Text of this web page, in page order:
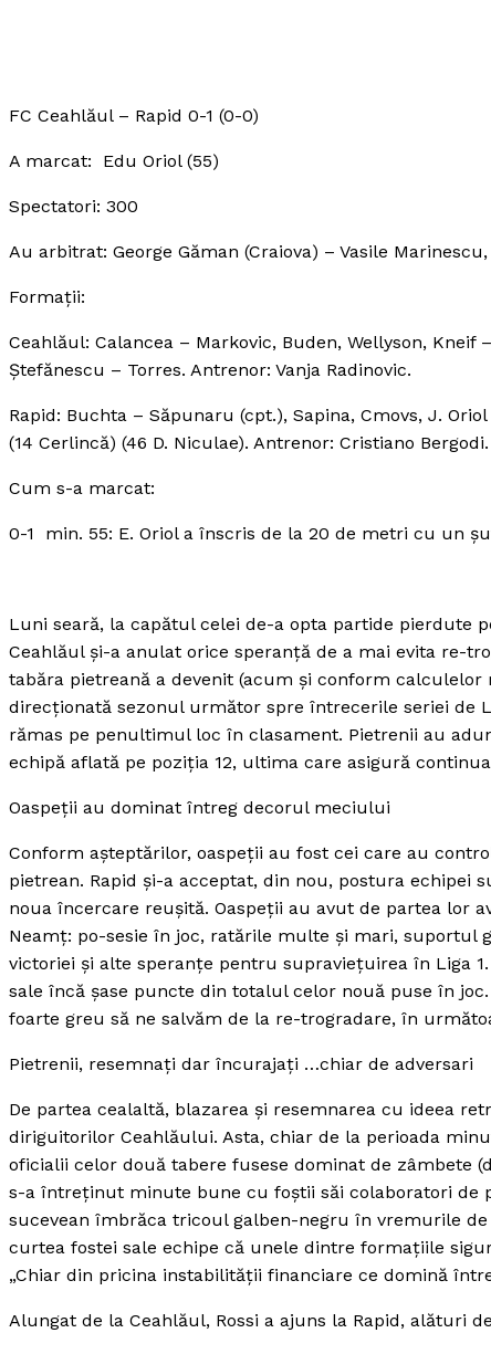
FC Ceahlăul – Rapid 0-1 (0-0)
A marcat: Edu Oriol (55)
Spectatori: 300
Au arbitrat: George Găman (Craiova) – Vasile
Formaţii:
Ceahlăul: Calancea – Markovic, Buden, Wellyson,
Ştefănescu – Torres. Antrenor: Vanja Radinovic.
Rapid: Buchta – Săpunaru (cpt.), Sapina, Cmovs, J.
(14 Cerlincă) (46 D. Niculae). Antrenor: Cristiano Bergodi.
Cum s-a marcat:
0-1 min. 55: E. Oriol a înscris de la 20 de metri cu un
Luni seară, la capătul celei de-a opta partide pierdute
Ceahlăul şi-a anulat orice speranţă de a mai evita re-
tabăra pietreană a devenit (acum şi conform
direcţionată sezonul următor spre întrecerile seriei de
rămas pe penultimul loc în clasament. Pietrenii au
echipă aflată pe poziţia 12, ultima care asigură
Oaspeţii au dominat întreg decorul meciului
Conform aşteptărilor, oaspeţii au fost cei care au
pietrean. Rapid şi-a acceptat, din nou, postura
noua încercare reuşită. Oaspeţii au avut de partea lor
Neamţ: po-sesie în joc, ratările multe şi mari,
victoriei şi alte speranţe pentru supravieţuirea în Liga
sale încă şase puncte din totalul celor nouă puse în
foarte greu să ne salvăm de la re-trogradare, în
Pietrenii, resemnaţi dar încurajaţi …chiar de adversari
De partea cealaltă, blazarea şi resemnarea cu ideea
diriguitorilor Ceahlăului. Asta, chiar de la perioada
oficialii celor două tabere fusese dominat de zâmbete
s-a întreţinut minute bune cu foştii săi colaboratori de
sucevean îmbrăca tricoul galben-negru în vremurile
curtea fostei sale echipe că unele dintre formaţiile
„Chiar din pricina instabilităţii financiare ce domină
Alungat de la Ceahlăul, Rossi a ajuns la Rapid, alături